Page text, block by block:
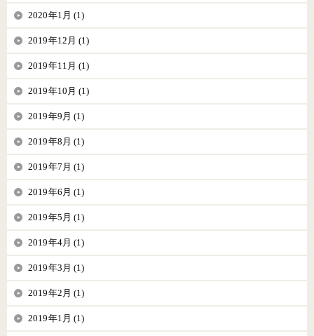
2020年1月 (1)
2019年12月 (1)
2019年11月 (1)
2019年10月 (1)
2019年9月 (1)
2019年8月 (1)
2019年7月 (1)
2019年6月 (1)
2019年5月 (1)
2019年4月 (1)
2019年3月 (1)
2019年2月 (1)
2019年1月 (1)